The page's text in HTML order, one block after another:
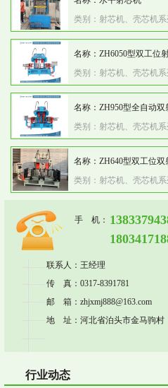
类别： 射芯机、壳芯机系
名称： ZH6050型双工位
类别： 射芯机、壳芯机系
名称： ZH950型全自动双
射芯机
类别： 射芯机、壳芯机系
名称： ZH640型双工位双
射芯机
类别： 射芯机、壳芯机系
手 机：
联系人：王经理
传 真：0317-8391781
邮 箱：zhjxmj888@163.com
地 址：河北省泊头市金马驹村
行业动态